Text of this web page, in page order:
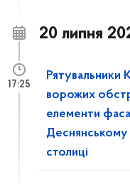
20 липня
Рятувальники
ворожих
елементи
столиці
17:25